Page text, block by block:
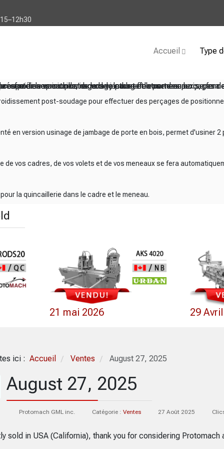
Accueil Type
refroidissement post-soudage pour effectuer des perçages
en version usinage de jambage de porte en bois,
de vos cadres, de vos volets et de vos meneaux se fera
pour la quincaillerie dans le cadre et le meneau.
post-soudage pour effectuer des perçages de
en version usinage de jambage de porte en bois, permet d'usiner 2
vos cadres, de vos volets et de vos meneaux se fera
la quincaillerie dans le cadre et le meneau.
21 mai 2026 29
ici : Accueil / Ventes / August 27, 2025
August 27, 2025
Protomach GML inc. Catégorie : Ventes 27 Août 2025
sold in USA (California), thank you for considering Protomach